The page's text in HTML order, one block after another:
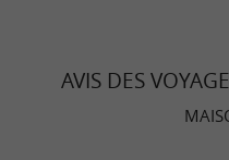
sur la rue – accès
Chambre avec
AVIS DES